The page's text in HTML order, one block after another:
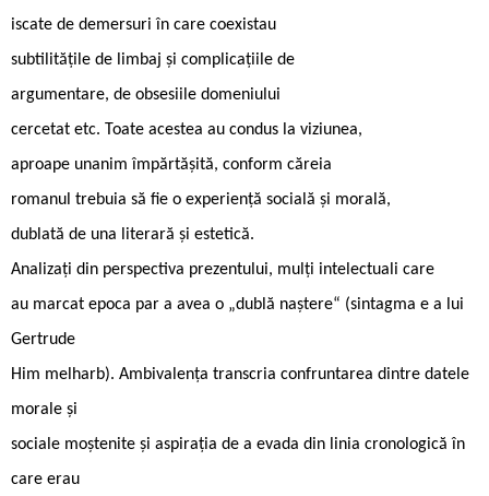
iscate de demersuri în care coexistau
subtilitățile de limbaj și complicațiile de
argumentare, de obsesiile domeniului
cercetat etc. Toate acestea au condus la viziunea,
aproape unanim împărtășită, conform căreia
romanul trebuia să fie o experiență socială și morală,
dublată de una literară și estetică.
Analizați din perspectiva prezentului, mulți intelectuali care
au marcat epoca par a avea o „dublă naștere“ (sintagma e a lui
Gertrude
Him melharb). Ambivalența transcria confruntarea dintre datele
morale și
sociale moștenite și aspirația de a evada din linia cronologică în
care erau